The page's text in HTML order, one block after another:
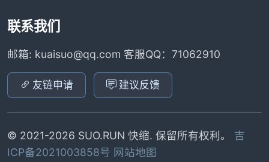
联系我们
邮箱: kuaisuo@qq.com 客服QQ：71062910
友链申请 建议反馈
© 2021-2026 SUO.RUN 快缩. 保留所有权利。 吉
ICP备2021003858号 网站地图